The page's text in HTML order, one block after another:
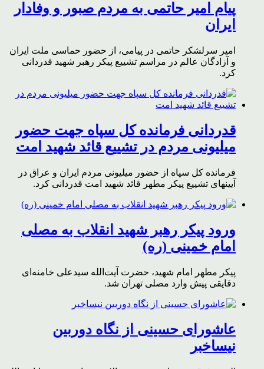
پیام امیر حاتمی به مردم صبور و وفادار
ایران
امیر سرلشکر حاتمی در پیامی، از حضور حماسی ملت ایران
و آزادگان عالم در مراسم تشییع پیکر رهبر شهید قدردانی
کرد.
قدردانی فرمانده کل سپاه جهت حضور
میلیونی مردم در تشییع قائد شهید امت
فرمانده کل سپاه از حضور میلیونی مردم ایران و عراق در
آیینهای تشییع پیکر مطهر قائد شهید امت قدردانی کرد.
ورود پیکر رهبر شهید انقلاب به مصلی
امام خمینی (ره)
پیکر مطهر امام شهید،‌ حضرت آیت‌الله سیدعلی خامنه‌ای
دقایقی پیش وارد مصلی تهران شد.
عاشورای حسینی از نگاه دوربین
نیساخبر